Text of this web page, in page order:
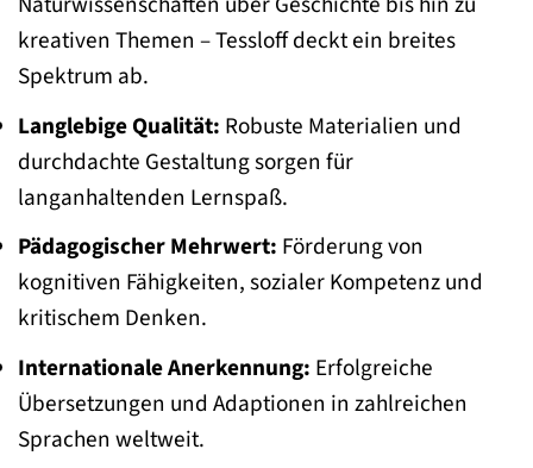
kreativen Themen – Tessloff deckt ein breites
Spektrum ab.
Langlebige Qualität: Robuste Materialien und
durchdachte Gestaltung sorgen für
langanhaltenden Lernspaß.
Pädagogischer Mehrwert: Förderung von
kognitiven Fähigkeiten, sozialer Kompetenz und
kritischem Denken.
Internationale Anerkennung: Erfolgreiche
Übersetzungen und Adaptionen in zahlreichen
Sprachen weltweit.